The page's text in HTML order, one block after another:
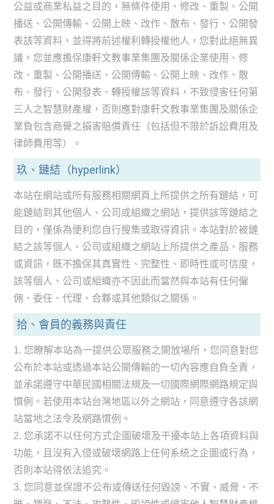
公益或商業私益之目的，無條件使用、修改、重製、公開
播送、公開傳輸、公開上映、改作、散布、發行、公開發
表該等資料，並得將前述權利轉授權他人，您對此絕無異
議。您並應擔保康軒文教事業集團及關係企業使用、修
改、重製、公開播送、公開傳輸、公開上映、改作、散
布、發行、公開發表、轉授權該等資料，不致侵害任何第
三人之智慧財產權，否則應對康軒文教事業集團及關係企
業負包含商譽之損害賠償責任（包括但不限於訴訟費用及
律師費用等）。
玖、鏈結（hyperlink）
本站在網站或所有服務相關網頁上所提供之所有鏈結，可
能鏈結到其他個人、公司或組織之網站，提供該等鏈結之
目的，僅係為便利您自行搜集或取得資訊。本站對於被鏈
結之該等個人、公司或組織之網站上所提供之產品、服務
或資訊，既不擔保其真實性、完整性、即時性或可信度，
該等個人、公司或組織亦不因此而當然與本站有任何僱
佣、委任、代理、合夥或其他類似之關係。
拾、會員的義務與責任
1. 您瞭解本站為一提供公眾服務之開放場所，您同意對您
公布於本站或透過本站公開傳輸的一切內容應自負全責，
並承諾遵守中華民國相關法規及一切國際網際網路規定與
慣例。若使用本站台灣地區以外之網站，同意遵守各該網
站當地之法令及網路慣例。
2. 您承諾不以任何方式企圖破壞及干擾本站上各項資料與
功能，且沒有入侵或破壞網路上任何系統之企圖或行為，
否則本站得依法追究。
3. 您同意並保證不公布或傳送任何毀謗、不實、威脅、不